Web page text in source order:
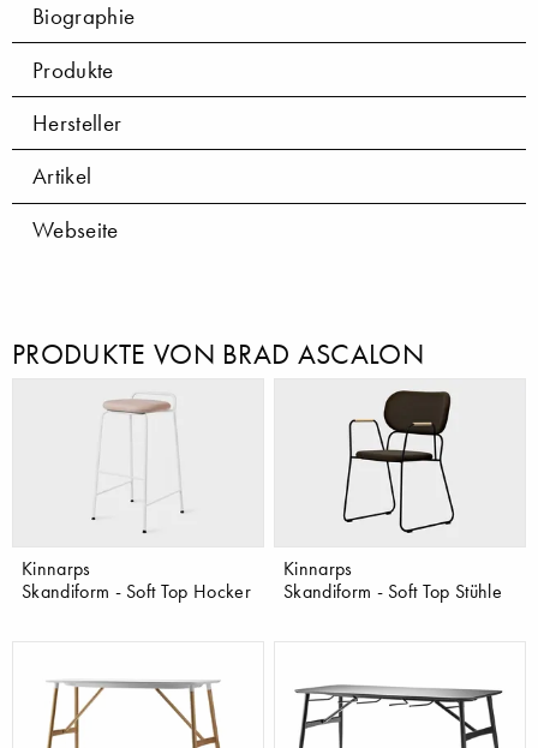
Biographie
Produkte
Hersteller
Artikel
Webseite
PRODUKTE VON BRAD ASCALON
Kinnarps
Skandiform - Soft Top Hocker
Kinnarps
Skandiform - Soft Top Stühle